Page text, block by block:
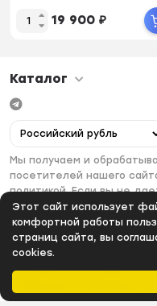
Этот сайт использует
комфортной работы
страниц сайта, вы
cookies.
19 900 ₽
Каталог
Мы получаем и
посетителей нашего
политикой. Если вы не
персональных данных,